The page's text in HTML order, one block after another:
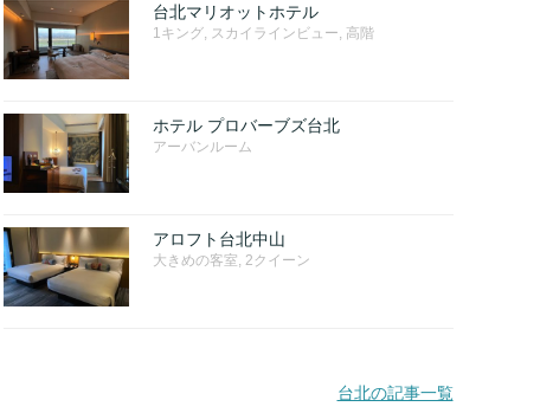
台北マリオットホテル
1キング, スカイラインビュー, 高階
ホテル プロバーブズ台北
アーバンルーム
アロフト台北中山
大きめの客室, 2クイーン
台北の記事一覧